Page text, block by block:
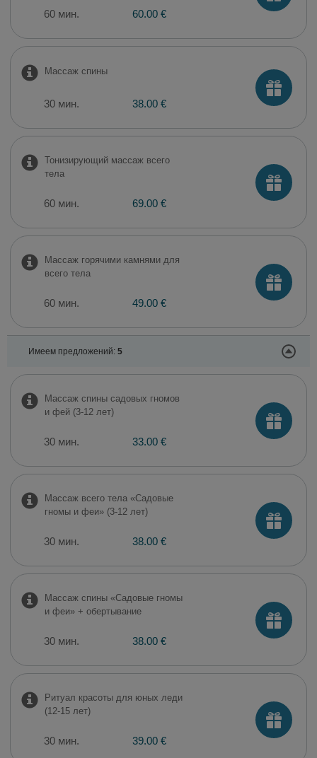
60 мин. 60.00 €
Массаж спины
30 мин. 38.00 €
Тонизирующий массаж всего
тела
60 мин. 69.00 €
Массаж горячими камнями для
всего тела
60 мин. 49.00 €
Имеем предложений: 5
Массаж спины садовых гномов
и фей (3-12 лет)
30 мин. 33.00 €
Массаж всего тела «Садовые
гномы и феи» (3-12 лет)
30 мин. 38.00 €
Массаж спины «Садовые гномы
и феи» + обертывание
30 мин. 38.00 €
Ритуал красоты для юных леди
(12-15 лет)
30 мин. 39.00 €